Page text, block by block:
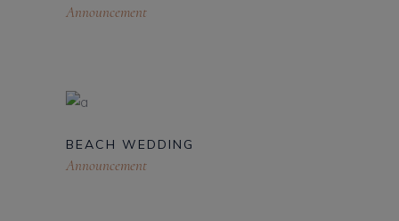
Announcement
BEACH WEDDING
Announcement